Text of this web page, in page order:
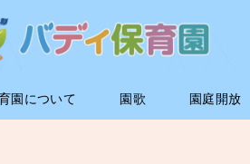
園について 園歌 園庭開放